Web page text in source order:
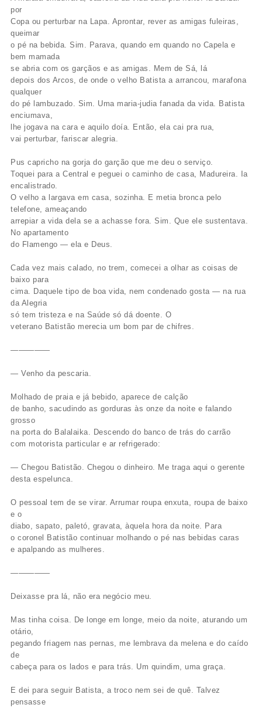
por
Copa ou perturbar na Lapa. Aprontar, rever as amigas fuleiras,
queimar
o pé na bebida. Sim. Parava, quando em quando no Capela e
bem mamada
se abria com os garçãos e as amigas. Mem de Sá, lá
depois dos Arcos, de onde o velho Batista a arrancou, marafona
qualquer
do pé lambuzado. Sim. Uma maria-judia fanada da vida. Batista
enciumava,
lhe jogava na cara e aquilo doía. Então, ela cai pra rua,
vai perturbar, fariscar alegria.
Pus capricho na gorja do garção que me deu o serviço.
Toquei para a Central e peguei o caminho de casa, Madureira. Ia
encalistrado.
O velho a largava em casa, sozinha. E metia bronca pelo
telefone, ameaçando
arrepiar a vida dela se a achasse fora. Sim. Que ele sustentava.
No apartamento
do Flamengo — ela e Deus.
Cada vez mais calado, no trem, comecei a olhar as coisas de
baixo para
cima. Daquele tipo de boa vida, nem condenado gosta — na rua
da Alegria
só tem tristeza e na Saúde só dá doente. O
veterano Batistão merecia um bom par de chifres.
—————
— Venho da pescaria.
Molhado de praia e já bebido, aparece de calção
de banho, sacudindo as gorduras às onze da noite e falando
grosso
na porta do Balalaika. Descendo do banco de trás do carrão
com motorista particular e ar refrigerado:
— Chegou Batistão. Chegou o dinheiro. Me traga aqui o gerente
desta espelunca.
O pessoal tem de se virar. Arrumar roupa enxuta, roupa de baixo
e o
diabo, sapato, paletó, gravata, àquela hora da noite. Para
o coronel Batistão continuar molhando o pé nas bebidas caras
e apalpando as mulheres.
—————
Deixasse pra lá, não era negócio meu.
Mas tinha coisa. De longe em longe, meio da noite, aturando um
otário,
pegando friagem nas pernas, me lembrava da melena e do caído
de
cabeça para os lados e para trás. Um quindim, uma graça.
E dei para seguir Batista, a troco nem sei de quê. Talvez
pensasse